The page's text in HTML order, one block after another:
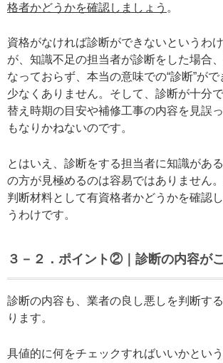
格者かどうかを確認しましょう 。
資格がなければ診断ができないというわ
が、知識不足の担当者が診断をした場合
なっておらず、本当の意味での“診断”が
少なくありません。そして、診断が十分
替え時期の目安や補修工事の内容を見誤
もなりかねないのです。
とはいえ、診断をする担当者に知識があ
の方が見極めるのは容易ではありません
判断材料として有資格者かどうかを確認
うわけです。
３－２．ポイント②｜診断の内容が
診断の内容も、業者の良し悪しを判断す
ります。
具値的に何をチェックすればいいかとい